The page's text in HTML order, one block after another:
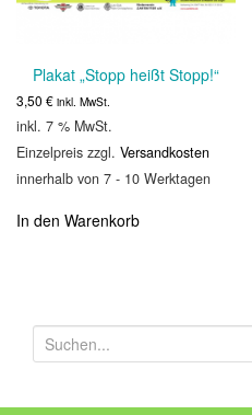
Plakat „Stopp heißt Stopp!“
3,50 € inkl. MwSt.
inkl. 7 % MwSt.
Einzelpreis zzgl. Versandkosten
innerhalb von 7 - 10 Werktagen
In den Warenkorb
u